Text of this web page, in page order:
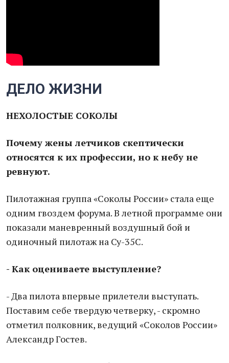
ДЕЛО ЖИЗНИ
НЕХОЛОСТЫЕ СОКОЛЫ
Почему жены летчиков скептически
относятся к их профессии, но к небу не
ревнуют.
Пилотажная группа «Соколы России» стала еще
одним гвоздем форума. В летной программе они
показали маневренный воздушный бой и
одиночный пилотаж на Су-35С.
- Как оцениваете выступление?
- Два пилота впервые прилетели выступать.
Поставим себе твердую четверку, - скромно
отметил полковник, ведущий «Соколов России»
Александр Гостев.